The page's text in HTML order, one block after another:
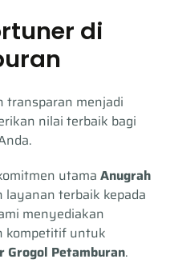
di
transparan menjadi
nilai terbaik bagi
utama Anugrah
layanan terbaik kepada
menyediakan
kompetitif untuk
Grogol Petamburan.